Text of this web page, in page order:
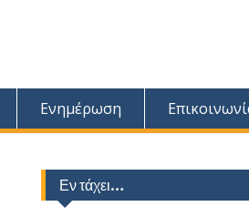
Ενημέρωση
Εν τάχει…